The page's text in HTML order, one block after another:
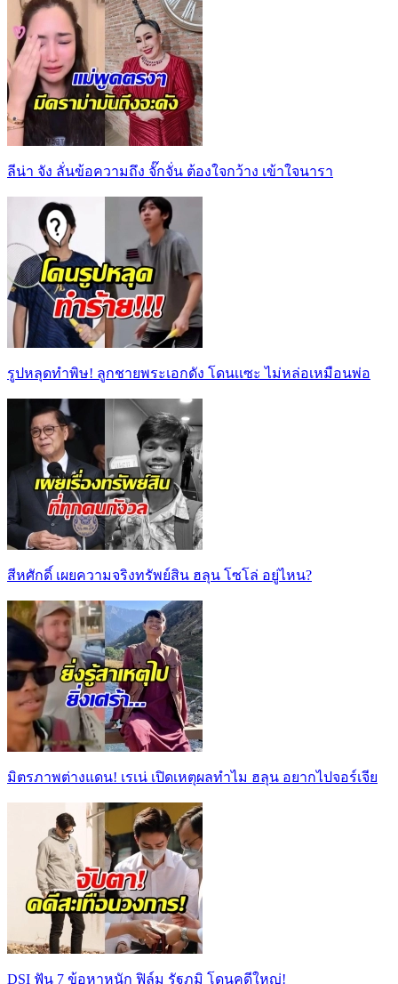
ลีน่า จัง ลั่นข้อความถึง จั๊กจั่น ต้องใจกว้าง เข้าใจนารา
รูปหลุดทำพิษ! ลูกชายพระเอกดัง โดนเเซะ ไม่หล่อเหมือนพ่อ
สีหศักดิ์ เผยความจริงทรัพย์สิน ฮลุน โซโล่ อยู่ไหน?
มิตรภาพต่างแดน! เรเน่ เปิดเหตุผลทำไม ฮลุน อยากไปจอร์เจีย
DSI ฟัน 7 ข้อหาหนัก ฟิล์ม รัฐภูมิ โดนคดีใหญ่!